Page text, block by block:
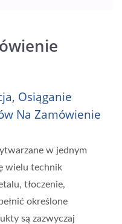
Osiąganie
Na Zamówienie
w jednym
wielu technik
tłoczenie,
określone
są zazwyczaj